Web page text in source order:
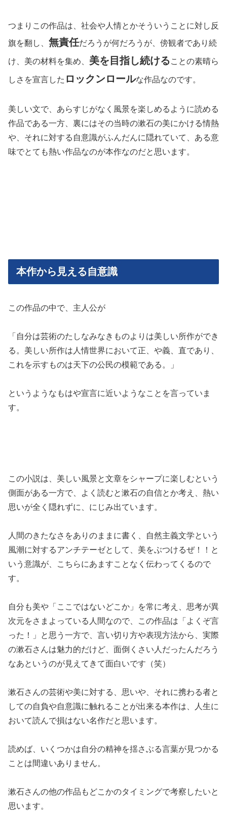
つまりこの作品は、社会や人情とかそういうことに対し反
旗を翻し、 無責任だろうが何だろうが、傍観者であり続
け、美の材料を集め、 美を目指し続ける ことの素晴ら
しさを宣言した ロックンロールな作品なのです。
美しい文で、あらすじがなく風景を楽しめるように読める
作品である一方、裏にはその当時の漱石の美にかける情熱
や、それに対する自意識がふんだんに隠れていて、ある意
味でとても熱い作品なのが本作なのだと思います。
本作から見える自意識
この作品の中で、主人公が
「自分は芸術のたしなみなきものよりは美しい所作ができ
る。美しい所作は人情世界において正、や義、直であり、
これを示すものは天下の公民の模範である。」
というようなもはや宣言に近いようなことを言っていま
す。
この小説は、美しい風景と文章をシャープに楽しむという
側面がある一方で、よく読むと漱石の自信とか考え、熱い
思いが全く隠れずに、にじみ出ています。
人間のきたなさをありのままに書く、自然主義文学という
風潮に対するアンチテーゼとして、美をぶつけるぜ！！と
いう意識が、こちらにあますことなく伝わってくるので
す。
自分も美や「ここではないどこか」を常に考え、思考が異
次元をさまよっている人間なので、この作品は「よくぞ言
った！」と思う一方で、言い切り方や表現方法から、実際
の漱石さんは魅力的だけど、面倒くさい人だったんだろう
なあというのが見えてきて面白いです（笑）
漱石さんの芸術や美に対する、思いや、それに携わる者と
しての自負や自意識に触れることが出来る本作は、人生に
おいて読んで損はない名作だと思います。
読めば、いくつかは自分の精神を揺さぶる言葉が見つかる
ことは間違いありません。
漱石さんの他の作品もどこかのタイミングで考察したいと
思います。